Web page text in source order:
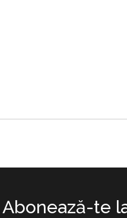
Abonează-te